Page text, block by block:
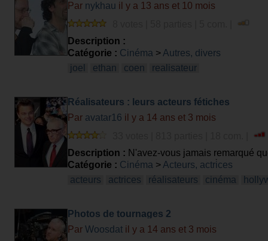
Par nykhau il y a 13 ans et 10 mois
Description :
Catégorie : Cinéma > Autres, divers
joel
ethan coen realisateur
Réalisateurs : leurs acteurs fétiches
Par avatar16 il y a 14 ans et 3 mois
Description : N'avez-vous jamais remarqué
dans leur film? Pour ceux qui ne s'étaient
Catégorie : Cinéma > Acteurs, actrices
acteurs
actrices réalisateurs cinéma
Photos de tournages 2
Par Woosdat il y a 14 ans et 3 mois